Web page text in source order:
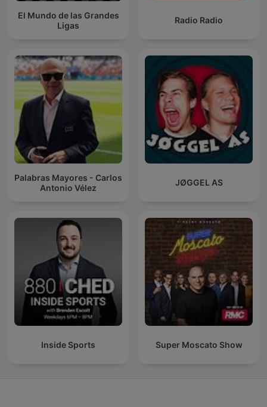
El Mundo de las Grandes
Ligas
Radio Radio
Palabras Mayores - Carlos
Antonio Vélez
JØGGEL AS
Inside Sports Super Moscato Show